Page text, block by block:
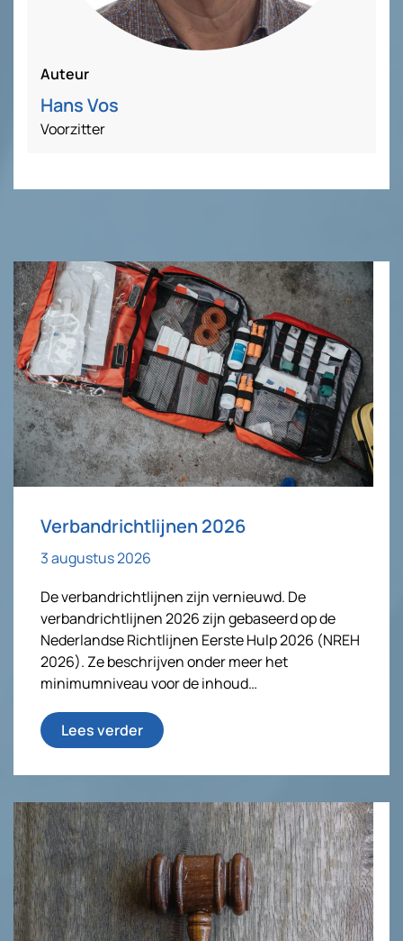
Auteur
Hans Vos
Voorzitter
Verbandrichtlijnen 2026
3 augustus 2026
De verbandrichtlijnen zijn vernieuwd. De
verbandrichtlijnen 2026 zijn gebaseerd op de
Nederlandse Richtlijnen Eerste Hulp 2026 (NREH
2026). Ze beschrijven onder meer het
minimumniveau voor de inhoud…
Lees verder